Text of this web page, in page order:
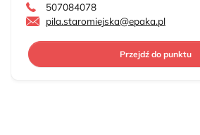
507084078
pila.staromiejska@epaka.pl
Przejdź do punktu